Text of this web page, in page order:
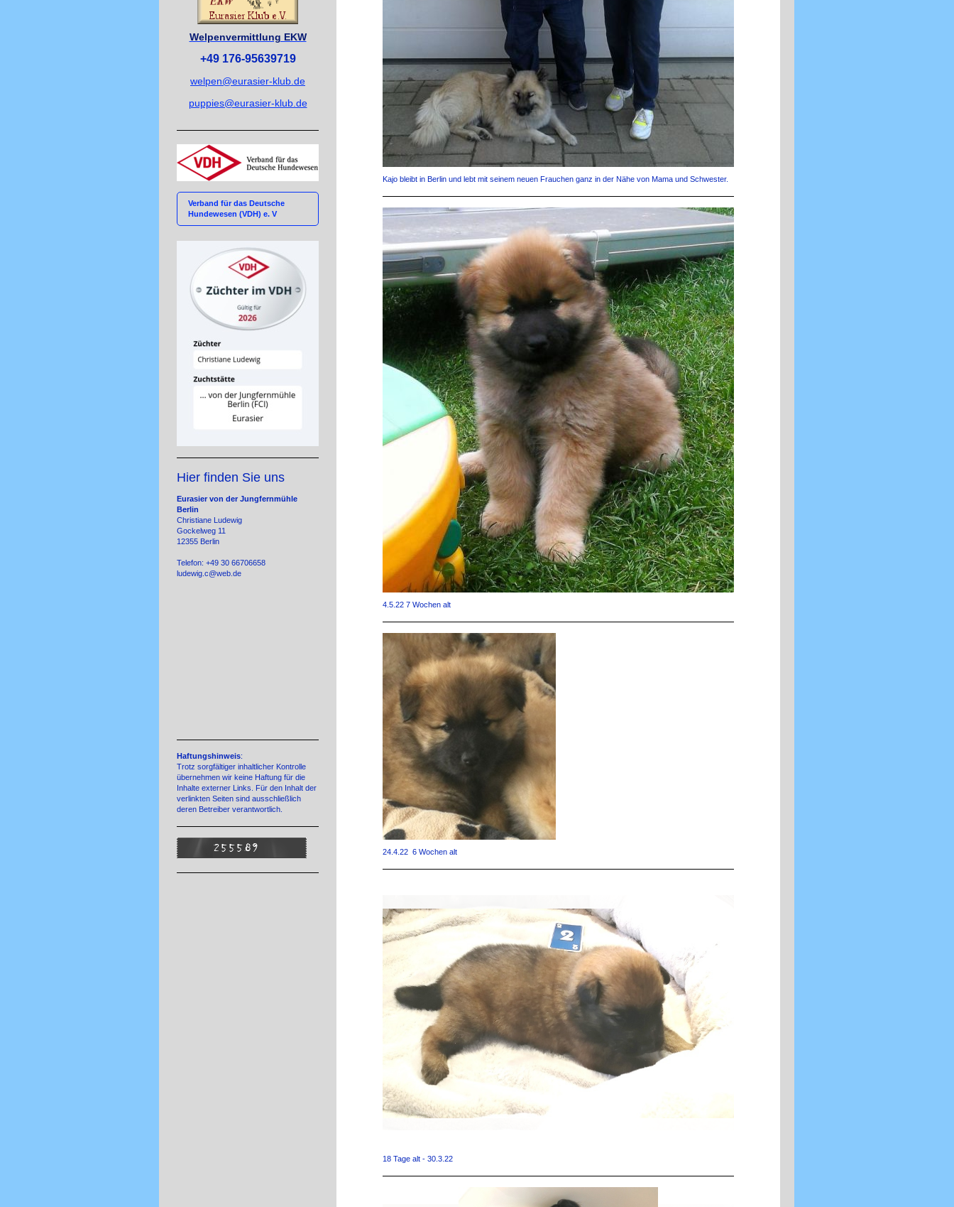
Welpenvermittlung EKW
+49 176-95639719
welpen@eurasier-klub.de
puppies@eurasier-klub.de
Verband für das Deutsche
Hundewesen (VDH) e. V
Hier finden Sie uns
Eurasier von der Jungfernmühle
Berlin
Christiane Ludewig
Gockelweg 11
12355 Berlin
Telefon: +49 30 66706658
ludewig.c@web.de
Haftungshinweis:
Trotz sorgfältiger inhaltlicher Kontrolle
übernehmen wir keine Haftung für die
Inhalte externer Links. Für den Inhalt der
verlinkten Seiten sind ausschließlich
deren Betreiber verantwortlich.
Kajo bleibt in Berlin und lebt mit seinem neuen Frauchen ganz in der Nähe von Mama und Schwester.
4.5.22 7 Wochen alt
24.4.22 6 Wochen alt
18 Tage alt - 30.3.22